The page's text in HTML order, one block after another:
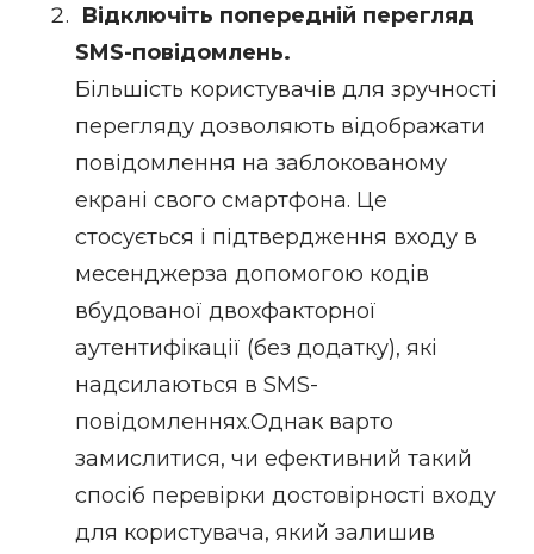
Відключіть попередній перегляд
SMS-повідомлень.
Більшість користувачів для зручності
перегляду дозволяють відображати
повідомлення на заблокованому
екрані свого смартфона. Це
стосується і підтвердження входу в
месенджерза допомогою кодів
вбудованої двохфакторної
аутентифікації (без додатку), які
надсилаються в SMS-
повідомленнях.Однак варто
замислитися, чи ефективний такий
спосіб перевірки достовірності входу
для користувача, який залишив